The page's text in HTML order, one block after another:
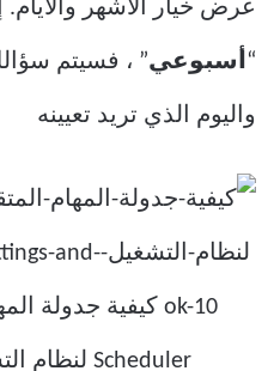
عرض خيار الأشهر
“أسبوعي” ، فسيتم
واليوم الذي تريد تعيينه